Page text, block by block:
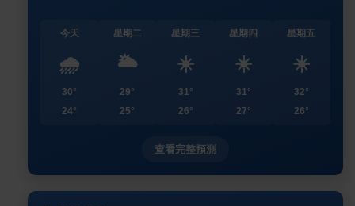
今天
🌧️
30°
24°
星期二
🌥️
29°
25°
星期三
☀️
31°
26°
星期四
☀️
31°
27°
星期五
☀️
32°
26°
查看完整預測